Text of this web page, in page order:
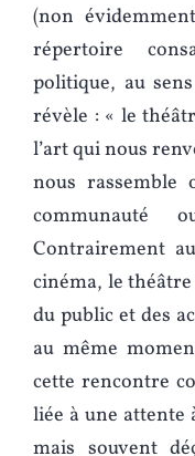
(non
répertoire
politique, au
révèle : « le
l’art qui nous
nous rassemble
Contrairement
cinéma, le
du public et des
au même
cette rencontre
liée à une
mais souvent